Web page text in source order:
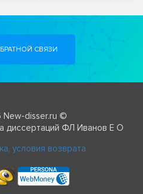
СВЯЗИ
New-disser.ru ©
диссертаций ФЛ Иванов Е О
условия возврата